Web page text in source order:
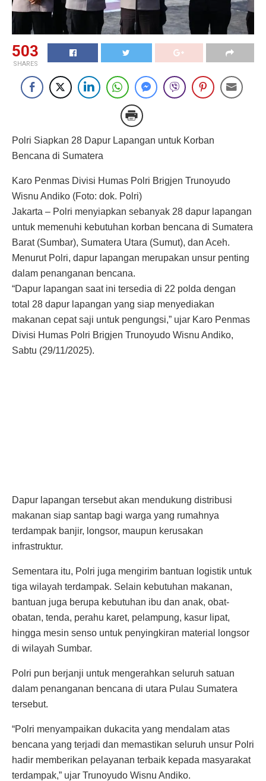
503
SHARES
Polri Siapkan 28 Dapur Lapangan untuk Korban
Bencana di Sumatera
Karo Penmas Divisi Humas Polri Brigjen Trunoyudo
Wisnu Andiko (Foto: dok. Polri)
Jakarta – Polri menyiapkan sebanyak 28 dapur lapangan
untuk memenuhi kebutuhan korban bencana di Sumatera
Barat (Sumbar), Sumatera Utara (Sumut), dan Aceh.
Menurut Polri, dapur lapangan merupakan unsur penting
dalam penanganan bencana.
“Dapur lapangan saat ini tersedia di 22 polda dengan
total 28 dapur lapangan yang siap menyediakan
makanan cepat saji untuk pengungsi,” ujar Karo Penmas
Divisi Humas Polri Brigjen Trunoyudo Wisnu Andiko,
Sabtu (29/11/2025).
Dapur lapangan tersebut akan mendukung distribusi
makanan siap santap bagi warga yang rumahnya
terdampak banjir, longsor, maupun kerusakan
infrastruktur.
Sementara itu, Polri juga mengirim bantuan logistik untuk
tiga wilayah terdampak. Selain kebutuhan makanan,
bantuan juga berupa kebutuhan ibu dan anak, obat-
obatan, tenda, perahu karet, pelampung, kasur lipat,
hingga mesin senso untuk penyingkiran material longsor
di wilayah Sumbar.
Polri pun berjanji untuk mengerahkan seluruh satuan
dalam penanganan bencana di utara Pulau Sumatera
tersebut.
“Polri menyampaikan dukacita yang mendalam atas
bencana yang terjadi dan memastikan seluruh unsur Polri
hadir memberikan pelayanan terbaik kepada masyarakat
terdampak,” ujar Trunoyudo Wisnu Andiko.